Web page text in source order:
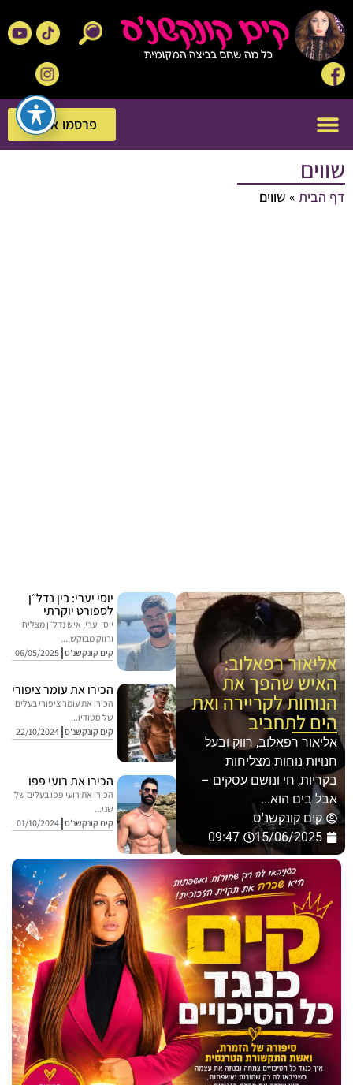
פרסמו אצלנו
פרסמו אצלנו
שווים
דף הבית » שווים
אליאור רפאלוב:
האיש שהפך את
הנוחות לקריירה ואת
הים לתחביב
אליאור רפאלוב, רווק ובעל
חנויות נוחות מצליחות
בקריות, חי ונושם עסקים –
אבל בים הוא...
קים קונקשנ'ס
15/06/2025
09:47
יוסי יערי: בין נדל״ן
לספורט יוקרתי
יוסי יערי, איש נדל״ן מצליח
ורווק מבוקש,...
קים קונקשנ'ס 06/05/2025
הכירו את עומר ציפורי
הכירו את עומר ציפורי בעלים
של סטודיו...
קים קונקשנ'ס 22/10/2024
הכירו את רועי פפו
הכירו את רועי פפו בעלים של
שני...
קים קונקשנ'ס 01/10/2024